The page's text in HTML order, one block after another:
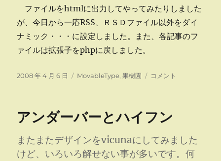
ファイルをhtmlに出力してやってみたりしました
が、今日から一応RSS、ＲＳＤファイル以外をダイ
ナミック・・・に設定しました。また、各記事のフ
ァイルは拡張子をphpに戻しました。
投
2008 年 4 月 6 日
カ
ー
MovableType,果樹園
ダ
ッ
に
コメント
アンダーバーとハイフン
またまたデザインをvicunaにしてみました
けど、いろいろ解せない事が多いです。何